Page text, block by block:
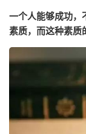
一个人能够成功，
素质，而这种素质